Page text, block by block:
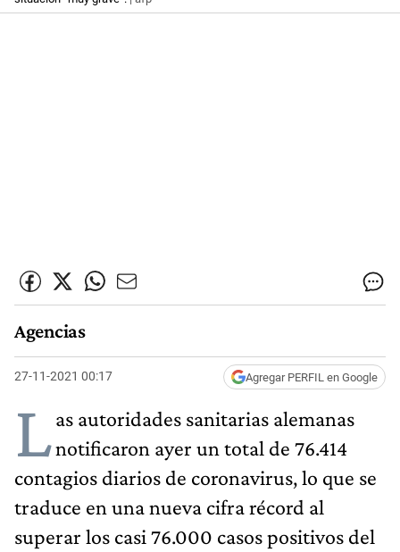
Agencias
27-11-2021 00:17 Agregar PERFIL en Google
Las autoridades sanitarias alemanas
notificaron ayer un total de 76.414
contagios diarios de coronavirus, lo que se
traduce en una nueva cifra récord al
superar los casi 76.000 casos positivos del